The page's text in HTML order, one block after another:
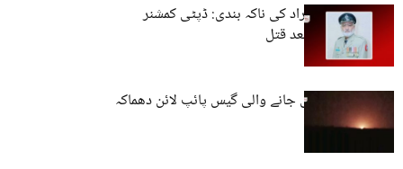
بارکھان مسلح افراد کی ناکہ بندی: ڈپٹی کمشنر
پولیس حراست بعد قتل
سوئی سے کراچی جانے والی گیس پائپ لائن دھماکہ
سے تباہ